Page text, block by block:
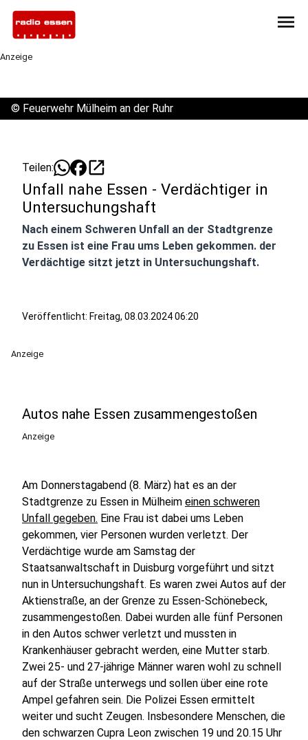
menu
Anzeige
© Feuerwehr Mülheim an der Ruhr
Teilen: open_in_new
Unfall nahe Essen - Verdächtiger in
Untersuchungshaft
Nach einem Schweren Unfall an der Stadtgrenze
zu Essen ist eine Frau ums Leben gekommen. der
Verdächtige sitzt jetzt in Untersuchungshaft.
Veröffentlicht: Freitag, 08.03.2024 06:20
Anzeige
Autos nahe Essen zusammengestoßen
Anzeige
Am Donnerstagabend (8. März) hat es an der
Stadtgrenze zu Essen in Mülheim einen schweren
Unfall gegeben. Eine Frau ist dabei ums Leben
gekommen, vier Personen wurden verletzt. Der
Verdächtige wurde am Samstag der
Staatsanwaltschaft in Duisburg vorgeführt und sitzt
nun in Untersuchungshaft. Es waren zwei Autos auf der
Aktienstraße, an der Grenze zu Essen-Schönebeck,
zusammengestoßen. Dabei wurden alle fünf Personen
in den Autos schwer verletzt und mussten in
Krankenhäuser gebracht werden, eine Mutter starb.
Zwei 25- und 27-jährige Männer waren wohl zu schnell
auf der Straße unterwegs und sollen über eine rote
Ampel gefahren sein. Die Polizei Essen ermittelt
weiter und sucht Zeugen. Insbesondere Menschen, die
den schwarzen Cupra Leon zwischen 19 und 20.15 Uhr